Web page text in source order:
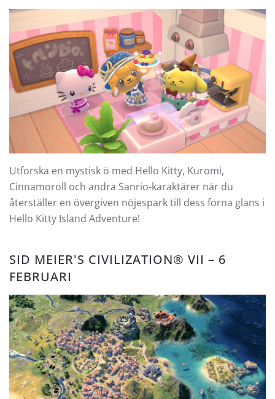
Utforska en mystisk ö med Hello Kitty, Kuromi,
Cinnamoroll och andra Sanrio-karaktärer när du
återställer en övergiven nöjespark till dess forna glans i
Hello Kitty Island Adventure!
SID MEIER'S CIVILIZATION® VII – 6
FEBRUARI